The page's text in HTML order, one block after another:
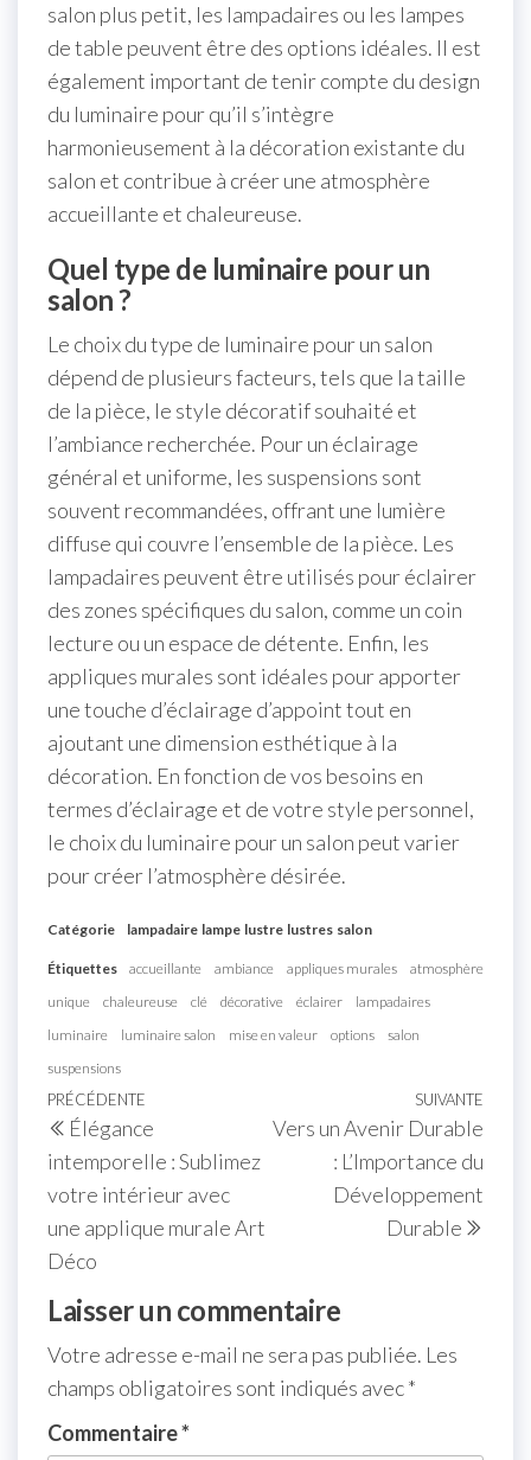
salon plus petit, les lampadaires ou les lampes
de table peuvent être des options idéales. Il est
également important de tenir compte du design
du luminaire pour qu’il s’intègre
harmonieusement à la décoration existante du
salon et contribue à créer une atmosphère
accueillante et chaleureuse.
Quel type de luminaire pour un
salon ?
Le choix du type de luminaire pour un salon
dépend de plusieurs facteurs, tels que la taille
de la pièce, le style décoratif souhaité et
l’ambiance recherchée. Pour un éclairage
général et uniforme, les suspensions sont
souvent recommandées, offrant une lumière
diffuse qui couvre l’ensemble de la pièce. Les
lampadaires peuvent être utilisés pour éclairer
des zones spécifiques du salon, comme un coin
lecture ou un espace de détente. Enfin, les
appliques murales sont idéales pour apporter
une touche d’éclairage d’appoint tout en
ajoutant une dimension esthétique à la
décoration. En fonction de vos besoins en
termes d’éclairage et de votre style personnel,
le choix du luminaire pour un salon peut varier
pour créer l’atmosphère désirée.
Catégorie lampadaire lampe lustre lustres salon
Étiquettes accueillante ambiance appliques murales
atmosphère
unique
chaleureuse clé décorative éclairer
lampadaires
luminaire
luminaire salon mise en valeur options
salon
suspensions
Navigation
de
l’article
Article
précédent
PRÉCÉDENTE
Élégance
intemporelle : Sublimez
votre intérieur avec
une applique murale Art
Déco
SUIVANTE
Vers un Avenir Durable
: L’Importance du
Développement
Durable
Laisser un commentaire
Votre adresse e-mail ne sera pas publiée. Les
champs obligatoires sont indiqués avec*
Commentaire*